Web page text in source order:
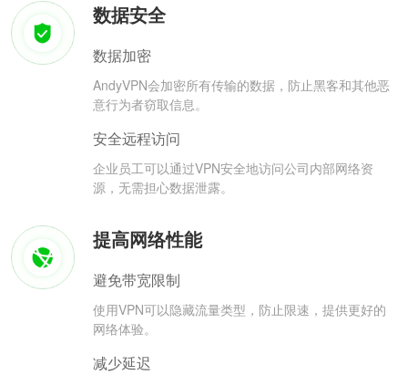
数据安全
数据加密
AndyVPN会加密所有传输的数据，防止黑客和其他恶
意行为者窃取信息。
安全远程访问
企业员工可以通过VPN安全地访问公司内部网络资
源，无需担心数据泄露。
提高网络性能
避免带宽限制
使用VPN可以隐藏流量类型，防止限速，提供更好的
网络体验。
减少延迟